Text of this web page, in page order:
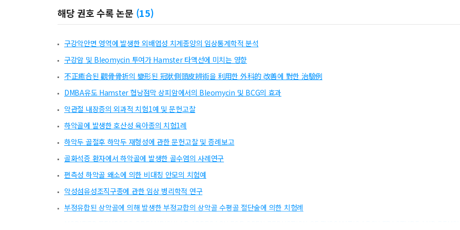
해당 권호 수록 논문 (15)
구강악안면 영역에 발생한 외배엽성 치계종양의 임상통계학적 분석
구강암 및 Bleomycin 투여가 Hamster 타액선에 미치는 영향
不正癒合된 觀骨骨折의 變形된 冠狀側頭皮辨術을 利用한 外科的 改善에 對한 治驗例
DMBA유도 Hamster 협낭점막 상피암에서의 Bleomycin 및 BCG의 효과
악관절 내장증의 외과적 치험1예 및 문헌고찰
하악골에 발생한 호산성 육아종의 치험1례
하악두 골절후 하악두 재형성에 관한 문헌고찰 및 증례보고
골화석증 환자에서 하악골에 발생한 골수염의 사례연구
편측성 하악골 왜소에 의한 비대칭 안모의 치험예
악성섬유성조직구종에 관한 임상 병리학적 연구
부정유합된 상악골에 의해 발생한 부정교합의 상악골 수평골 절단술에 의한 치험례